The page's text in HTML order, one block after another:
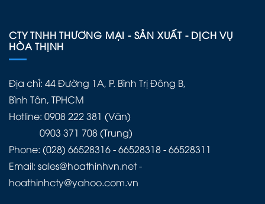
CTY TNHH THƯƠNG MẠI - SẢN XUẤT - DỊCH VỤ
HÒA THỊNH
Địa chỉ: 44 Đường 1A, P. Bình Trị Đông B,
Bình Tân, TPHCM
Hotline: 0908 222 381 (Văn)
0903 371 708 (Trung)
Phone: (028) 66528316 - 66528318 - 66528311
Email: sales@hoathinhvn.net -
hoathinhcty@yahoo.com.vn